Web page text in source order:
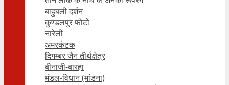
बाहुबली दर्शन
कुण्डलपुर फोटो
नारेली
अमरकंटक
दिगम्बर जैन तीर्थक्षेत्र
बीनाजी-बारहा
मंडल-विधान (मांडना)